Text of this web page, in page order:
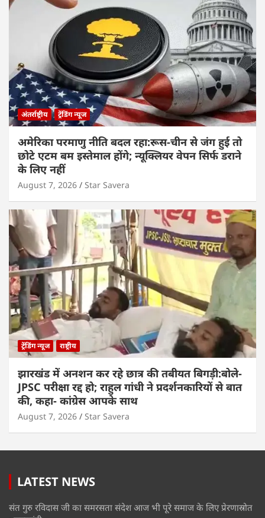
अंतर्राष्ट्रीय ट्रेंडिंग न्यूज
अमेरिका परमाणु नीति बदल रहा:रूस-चीन से जंग हुई तो
छोटे एटम बम इस्तेमाल होंगे; न्यूक्लियर वेपन सिर्फ डराने
के लिए नहीं
August 7, 2026 Star Savera
ट्रेंडिंग न्यूज राष्ट्रीय
झारखंड में अनशन कर रहे छात्र की तबीयत बिगड़ी:बोले-
JPSC परीक्षा रद्द हो; राहुल गांधी ने प्रदर्शनकारियों से बात
की, कहा- कांग्रेस आपके साथ
August 7, 2026 Star Savera
LATEST NEWS
संत गुरु रविदास जी का समरसता संदेश आज भी पूरे समाज के लिए प्रेरणास्रोत